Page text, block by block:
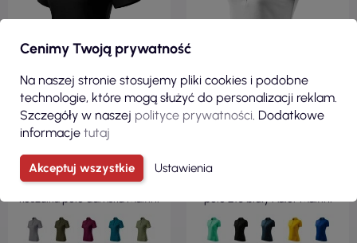
56,20 zł
( 69,13 zł brutto )
Prime (gots) 235 czarna
koszulka polo damska Malfini
polo 210 biały Adler Malfini
Cenimy Twoją prywatność
Na naszej stronie stosujemy pliki cookies i podobne
technologie, które mogą służyć do personalizacji reklam.
Szczegóły w naszej polityce prywatności . Dodatkowe
informacje tutaj
Akceptuj wszystkie Ustawienia